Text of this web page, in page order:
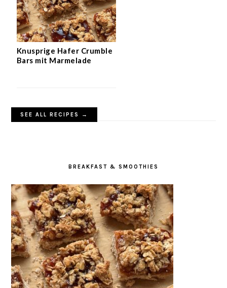
Knusprige Hafer Crumble
Bars mit Marmelade
SEE ALL RECIPES →
BREAKFAST & SMOOTHIES